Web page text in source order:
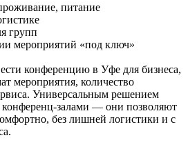
питание
групп
мероприятий «под ключ»
конференцию в Уфе для бизнеса,
мероприятия, количество
Универсальным решением
конференц-залами — они позволяют
без лишней логистики и с